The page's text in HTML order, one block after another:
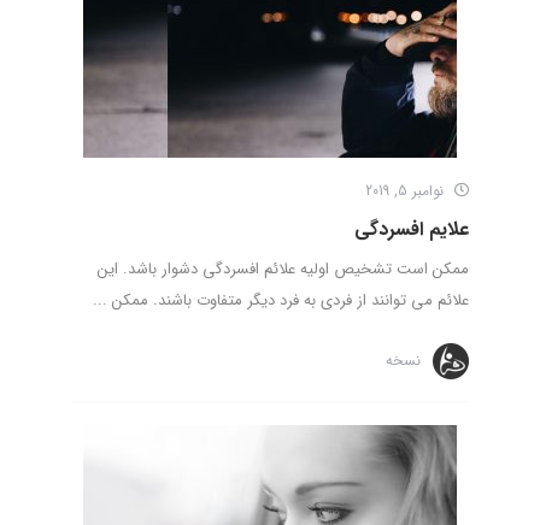
نوامبر 5, 2019
علایم افسردگی
ممکن است تشخیص اولیه علائم افسردگی دشوار باشد. این
علائم می توانند از فردی به فرد دیگر متفاوت باشند. ممکن ...
نسخه